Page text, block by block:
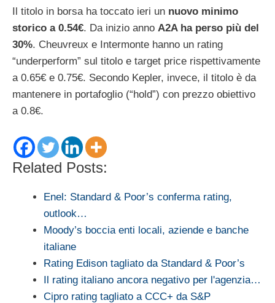
Il titolo in borsa ha toccato ieri un nuovo minimo
storico a 0.54€. Da inizio anno A2A ha perso più del
30%. Cheuvreux e Intermonte hanno un rating
“underperform” sul titolo e target price rispettivamente
a 0.65€ e 0.75€. Secondo Kepler, invece, il titolo è da
mantenere in portafoglio (“hold”) con prezzo obiettivo
a 0.8€.
Related Posts:
Enel: Standard & Poor’s conferma rating,
outlook…
Moody’s boccia enti locali, aziende e banche
italiane
Rating Edison tagliato da Standard & Poor’s
Il rating italiano ancora negativo per l'agenzia…
Cipro rating tagliato a CCC+ da S&P